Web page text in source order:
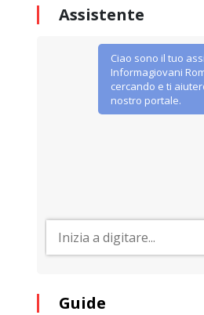
Assistente
Ciao sono il tuo
Informagiovani
cercando e ti
nostro portale.
Guide